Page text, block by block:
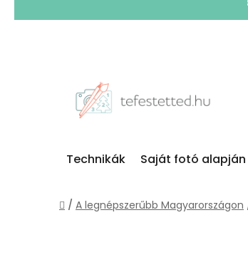
Technikák Saját fotó alapján
Kezdőlap
/ A legnépszerűbb Magyarországon